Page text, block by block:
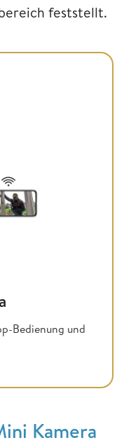
feststellt.
Bedienung und
Kamera